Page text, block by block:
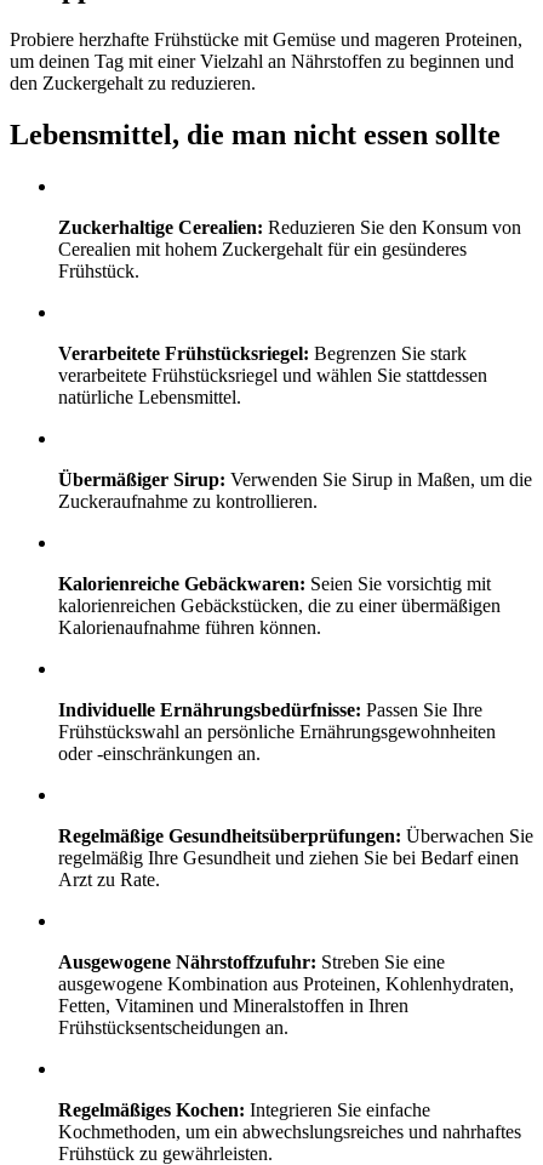
Probiere herzhafte Frühstücke mit Gemüse und mageren Proteinen,
um deinen Tag mit einer Vielzahl an Nährstoffen zu beginnen und
den Zuckergehalt zu reduzieren.
Lebensmittel, die man nicht essen sollte
Zuckerhaltige Cerealien: Reduzieren Sie den Konsum von
Cerealien mit hohem Zuckergehalt für ein gesünderes
Frühstück.
Verarbeitete Frühstücksriegel: Begrenzen Sie stark
verarbeitete Frühstücksriegel und wählen Sie stattdessen
natürliche Lebensmittel.
Übermäßiger Sirup: Verwenden Sie Sirup in Maßen, um die
Zuckeraufnahme zu kontrollieren.
Kalorienreiche Gebäckwaren: Seien Sie vorsichtig mit
kalorienreichen Gebäckstücken, die zu einer übermäßigen
Kalorienaufnahme führen können.
Individuelle Ernährungsbedürfnisse: Passen Sie Ihre
Frühstückswahl an persönliche Ernährungsgewohnheiten
oder -einschränkungen an.
Regelmäßige Gesundheitsüberprüfungen: Überwachen Sie
regelmäßig Ihre Gesundheit und ziehen Sie bei Bedarf einen
Arzt zu Rate.
Ausgewogene Nährstoffzufuhr: Streben Sie eine
ausgewogene Kombination aus Proteinen, Kohlenhydraten,
Fetten, Vitaminen und Mineralstoffen in Ihren
Frühstücksentscheidungen an.
Regelmäßiges Kochen: Integrieren Sie einfache
Kochmethoden, um ein abwechslungsreiches und nahrhaftes
Frühstück zu gewährleisten.